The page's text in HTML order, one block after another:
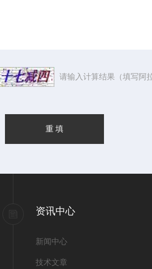
请输入计算结果（填写阿
资讯中心
新闻中心
技术文章